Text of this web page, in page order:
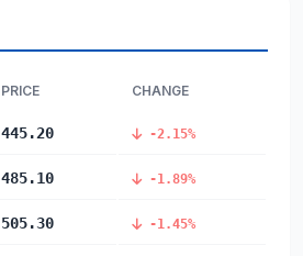
PRICE CHANGE
445.20 -2.15%
485.10 -1.89%
505.30 -1.45%